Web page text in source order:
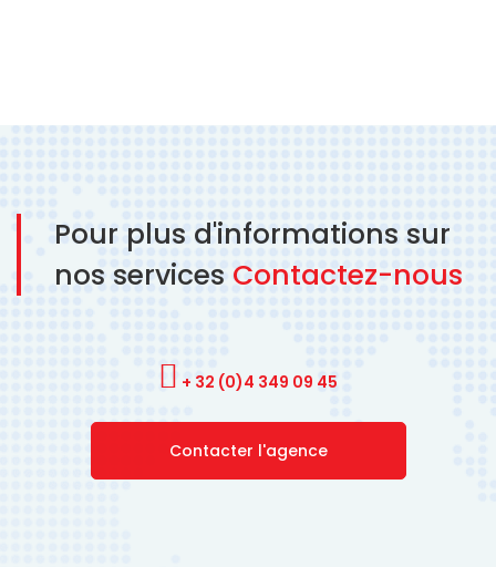
Pour plus d'informations sur
nos services Contactez-nous
+ 32 (0)4 349 09 45
Contacter l'agence